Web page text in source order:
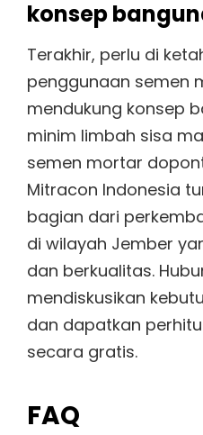
konsep
Terakhir, perlu di
penggunaan semen
mendukung konsep
minim limbah sisa
semen mortar
Mitracon Indonesia
bagian dari
di wilayah Jember
dan berkualitas.
mendiskusikan
dan dapatkan
secara gratis.
FAQ